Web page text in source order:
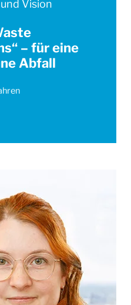
Vision
– für eine
Abfall